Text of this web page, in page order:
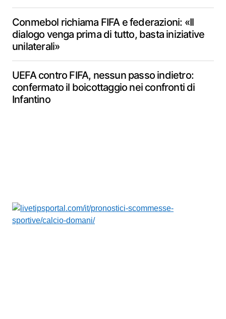
Conmebol richiama FIFA e federazioni: «Il
dialogo venga prima di tutto, basta iniziative
unilaterali»
UEFA contro FIFA, nessun passo indietro:
confermato il boicottaggio nei confronti di
Infantino